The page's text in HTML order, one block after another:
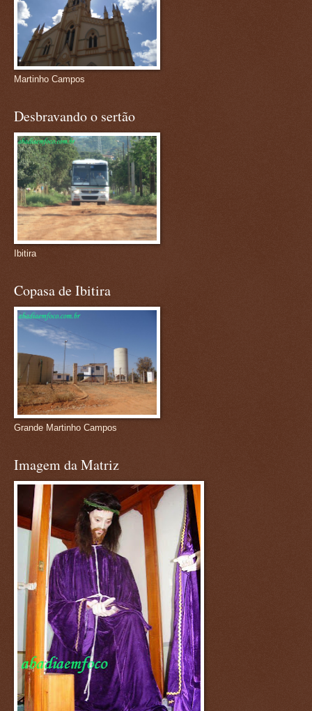
Martinho Campos
Desbravando o sertão
Ibitira
Copasa de Ibitira
Grande Martinho Campos
Imagem da Matriz